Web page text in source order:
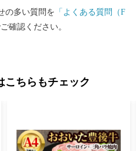
の多い質問を 「よくある質問（F
確認ください。
こちらもチェック